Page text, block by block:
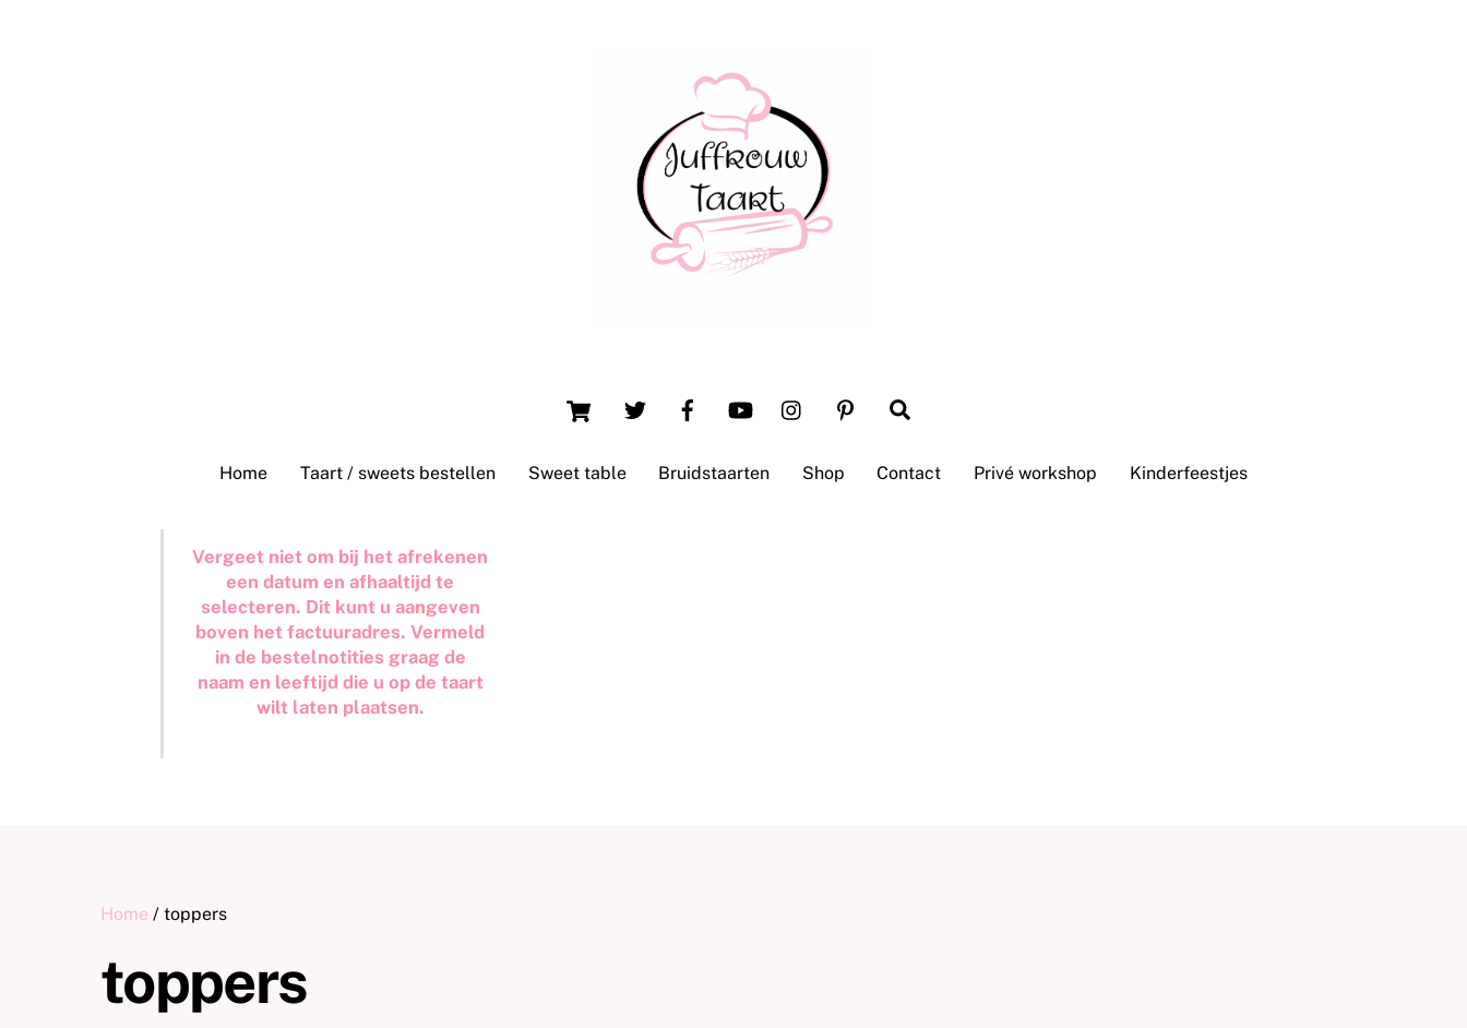
Cart
Home Taart / sweets bestellen Sweet table Bruidstaarten Shop Contact Privé workshop Kinderfeestjes
Vergeet niet om bij het afrekenen
een datum en afhaaltijd te
selecteren. Dit kunt u aangeven
boven het factuuradres. Vermeld
in de bestelnotities graag de
naam en leeftijd die u op de taart
wilt laten plaatsen.
Home / toppers
toppers
Top